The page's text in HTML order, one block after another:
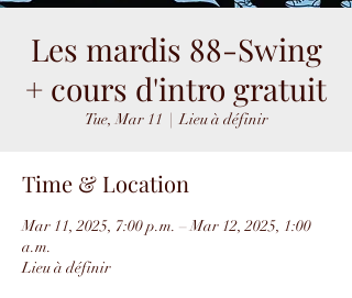
Les mardis 88-Swing
+ cours d'intro gratuit
Tue, Mar 11
  |
Lieu à définir
Time & Location
Mar 11, 2025, 7:00 p.m. – Mar 12, 2025, 1:00
a.m.
Lieu à définir